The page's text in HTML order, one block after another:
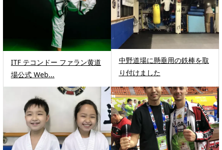
ITF テコンドー ファラン黄道
場公式 Web...
中野道場に懸垂用の鉄棒を取
り付けました